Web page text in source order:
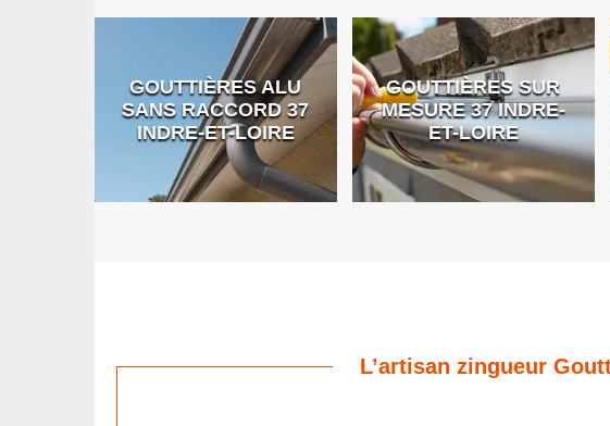
GOUTTIÈRES ALU
SANS RACCORD 37
INDRE-ET-LOIRE
GOUTTIÈRES SUR
MESURE 37 INDRE-
ET-LOIRE
L’artisan zingueur